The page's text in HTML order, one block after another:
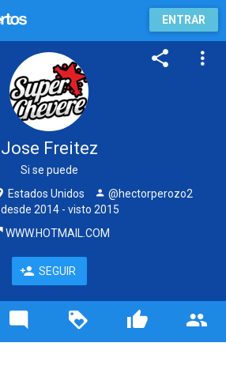
ENTRAR
Jose Freitez
Si se puede
Estados Unidos
@hectorperozo2
desde 2014- visto 2015
WWW.HOTMAIL.COM
SEGUIR